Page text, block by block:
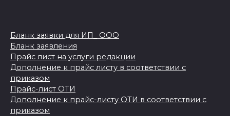
Бланк заявки для ИП_ ООО
Бланк заявления
Прайс лист на услуги редакции
Дополнение к прайс листу в соответствии с
приказом
Прайс-лист ОТИ
Дополнение к прайс-листу ОТИ в соответствии с
приказом